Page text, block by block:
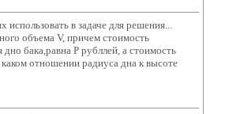
в задаче для решения...
объема V, причем стоимость
дно бака,равна Р рубллей, а стоимость
отношении радиуса дна к высоте